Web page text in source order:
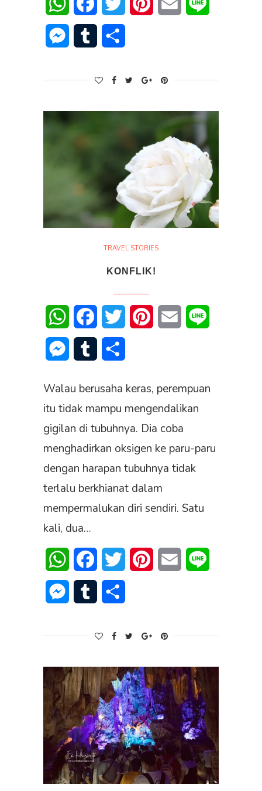
WhatsAppFacebookTwitter PinterestEmail
Messenger
Tumblr
TRAVEL STORIES
KONFLIK!
WhatsAppFacebookTwitter PinterestEmail
Messenger
Tumblr
Walau berusaha keras, perempuan
itu tidak mampu mengendalikan
gigilan di tubuhnya. Dia coba
menghadirkan oksigen ke paru-paru
dengan harapan tubuhnya tidak
terlalu berkhianat dalam
mempermalukan diri sendiri. Satu
kali, dua…
WhatsAppFacebookTwitter PinterestEmail
Messenger
Tumblr